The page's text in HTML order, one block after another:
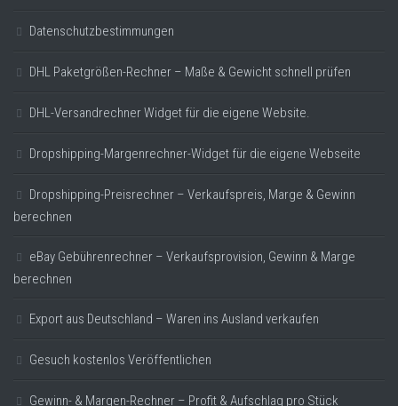
Datenschutzbestimmungen
DHL Paketgrößen-Rechner – Maße & Gewicht schnell prüfen
DHL-Versandrechner Widget für die eigene Website.
Dropshipping-Margenrechner-Widget für die eigene Webseite
Dropshipping-Preisrechner – Verkaufspreis, Marge & Gewinn
berechnen
eBay Gebührenrechner – Verkaufsprovision, Gewinn & Marge
berechnen
Export aus Deutschland – Waren ins Ausland verkaufen
Gesuch kostenlos Veröffentlichen
Gewinn- & Margen-Rechner – Profit & Aufschlag pro Stück